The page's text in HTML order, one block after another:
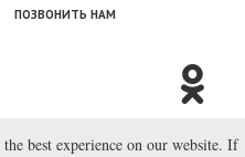
ПОЗВОНИТЬ НАМ
2003—2026.
best experience on our website. If